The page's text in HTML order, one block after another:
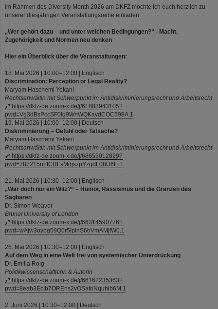
im Rahmen des Diversity Month 2026 am DKFZ möchte ich euch herzlich zu
unserer diesjährigen Veranstaltungsreihe einladen:
„Wer gehört dazu – und unter welchen Bedingungen?“ - Macht,
Zugehörigkeit und Normen neu denken
Hier ein Überblick über die Veranstaltungen:
18. Mai 2026 | 10:00–12:00 | Englisch
Discrimination: Perception or Legal Reality?
Maryam Haschemi Yekani
Rechtsanwältin mit Schwerpunkt im Antidiskriminierungsrecht und Arbeitsrecht
https://dkfz-de.zoom-x.de/j/61883943105?
pwd=Vg3dBsPccSF0Ig9WnWQKaydCOC598A.1
19. Mai 2026 | 10:00–12:00 | Deutsch
Diskriminierung – Gefühl oder Tatsache?
Maryam Haschemi Yekani
Rechtsanwältin mit Schwerpunkt im Antidiskriminierungsrecht und Arbeitsrecht
https://dkfz-de.zoom-x.de/j/68655012829?
pwd=787215nhtCRLsMdjszpYzqdF08U6Ft.1
21. Mai 2026 | 10:30–12:00 | Englisch
„War doch nur ein Witz?“ – Humor, Rassismus und die Grenzen des
Sagbaren
Dr. Simon Weaver
Brunel University of London
https://dkfz-de.zoom-x.de/j/66314590776?
pwd=wAjw3oybg59Q0r5IpinS6bVmAMjfW0.1
26. Mai 2026 | 10:30–12:00 | Englisch
Auf dem Weg in eine Welt frei von systemischer Unterdrückung
Dr. Emilia Roig
Politikwissenschaftlerin & Autorin
https://dkfz-de.zoom-x.de/j/66162235363?
pwd=8eab3EcIb7OREns2vOSatnNquhib6M.1
2. Juni 2026 | 10:30–12:00 | Deutsch